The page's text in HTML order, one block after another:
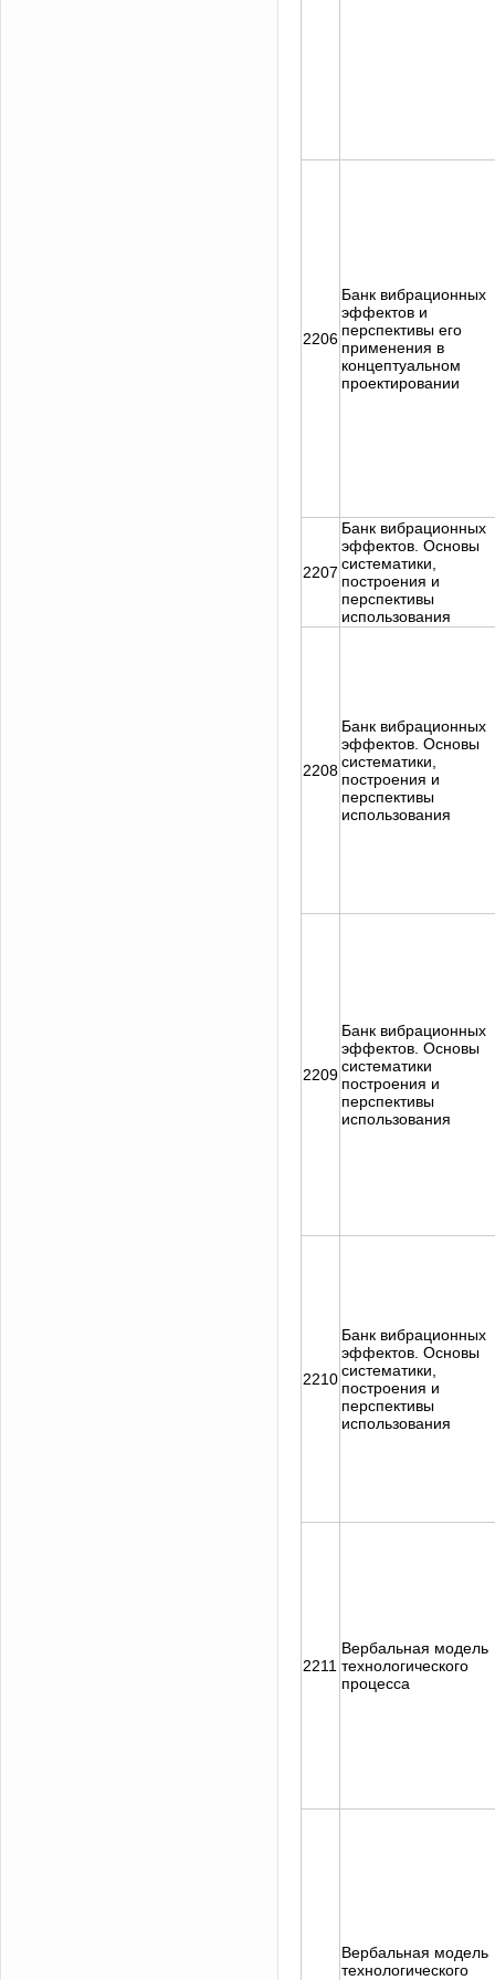
2206
Банк вибрационных
эффектов и
перспективы его
применения в
концептуальном
проектировании
2207
Банк вибрационных
эффектов. Основы
систематики,
построения и
перспективы
использования
2208
Банк вибрационных
эффектов. Основы
систематики,
построения и
перспективы
использования
2209
Банк вибрационных
эффектов. Основы
систематики
построения и
перспективы
использования
2210
Банк вибрационных
эффектов. Основы
систематики,
построения и
перспективы
использования
2211
Вербальная модель
технологического
процесса
Вербальная модель
технологического